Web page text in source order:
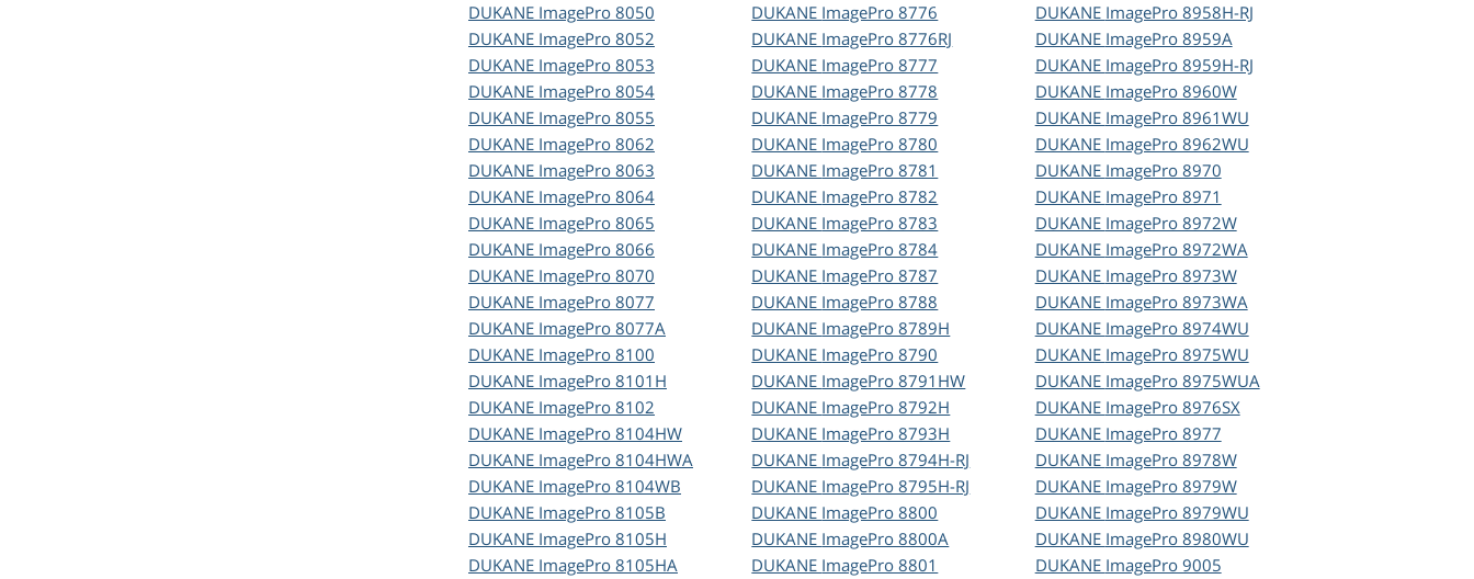
DUKANE ImagePro 8050
DUKANE ImagePro 8052
DUKANE ImagePro 8053
DUKANE ImagePro 8054
DUKANE ImagePro 8055
DUKANE ImagePro 8062
DUKANE ImagePro 8063
DUKANE ImagePro 8064
DUKANE ImagePro 8065
DUKANE ImagePro 8066
DUKANE ImagePro 8070
DUKANE ImagePro 8077
DUKANE ImagePro 8077A
DUKANE ImagePro 8100
DUKANE ImagePro 8101H
DUKANE ImagePro 8102
DUKANE ImagePro 8104HW
DUKANE ImagePro 8104HWA
DUKANE ImagePro 8104WB
DUKANE ImagePro 8105B
DUKANE ImagePro 8105H
DUKANE ImagePro 8105HA
DUKANE ImagePro 8776
DUKANE ImagePro 8776RJ
DUKANE ImagePro 8777
DUKANE ImagePro 8778
DUKANE ImagePro 8779
DUKANE ImagePro 8780
DUKANE ImagePro 8781
DUKANE ImagePro 8782
DUKANE ImagePro 8783
DUKANE ImagePro 8784
DUKANE ImagePro 8787
DUKANE ImagePro 8788
DUKANE ImagePro 8789H
DUKANE ImagePro 8790
DUKANE ImagePro 8791HW
DUKANE ImagePro 8792H
DUKANE ImagePro 8793H
DUKANE ImagePro 8794H-RJ
DUKANE ImagePro 8795H-RJ
DUKANE ImagePro 8800
DUKANE ImagePro 8800A
DUKANE ImagePro 8801
DUKANE ImagePro 8958H-RJ
DUKANE ImagePro 8959A
DUKANE ImagePro 8959H-RJ
DUKANE ImagePro 8960W
DUKANE ImagePro 8961WU
DUKANE ImagePro 8962WU
DUKANE ImagePro 8970
DUKANE ImagePro 8971
DUKANE ImagePro 8972W
DUKANE ImagePro 8972WA
DUKANE ImagePro 8973W
DUKANE ImagePro 8973WA
DUKANE ImagePro 8974WU
DUKANE ImagePro 8975WU
DUKANE ImagePro 8975WUA
DUKANE ImagePro 8976SX
DUKANE ImagePro 8977
DUKANE ImagePro 8978W
DUKANE ImagePro 8979W
DUKANE ImagePro 8979WU
DUKANE ImagePro 8980WU
DUKANE ImagePro 9005